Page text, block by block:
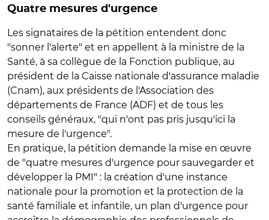
Quatre mesures d'urgence
Les signataires de la pétition entendent donc
"sonner l'alerte" et en appellent à la ministre de la
Santé, à sa collègue de la Fonction publique, au
président de la Caisse nationale d'assurance maladie
(Cnam), aux présidents de l'Association des
départements de France (ADF) et de tous les
conseils généraux, "qui n'ont pas pris jusqu'ici la
mesure de l'urgence".
En pratique, la pétition demande la mise en œuvre
de "quatre mesures d'urgence pour sauvegarder et
développer la PMI" : la création d'une instance
nationale pour la promotion et la protection de la
santé familiale et infantile, un plan d'urgence pour